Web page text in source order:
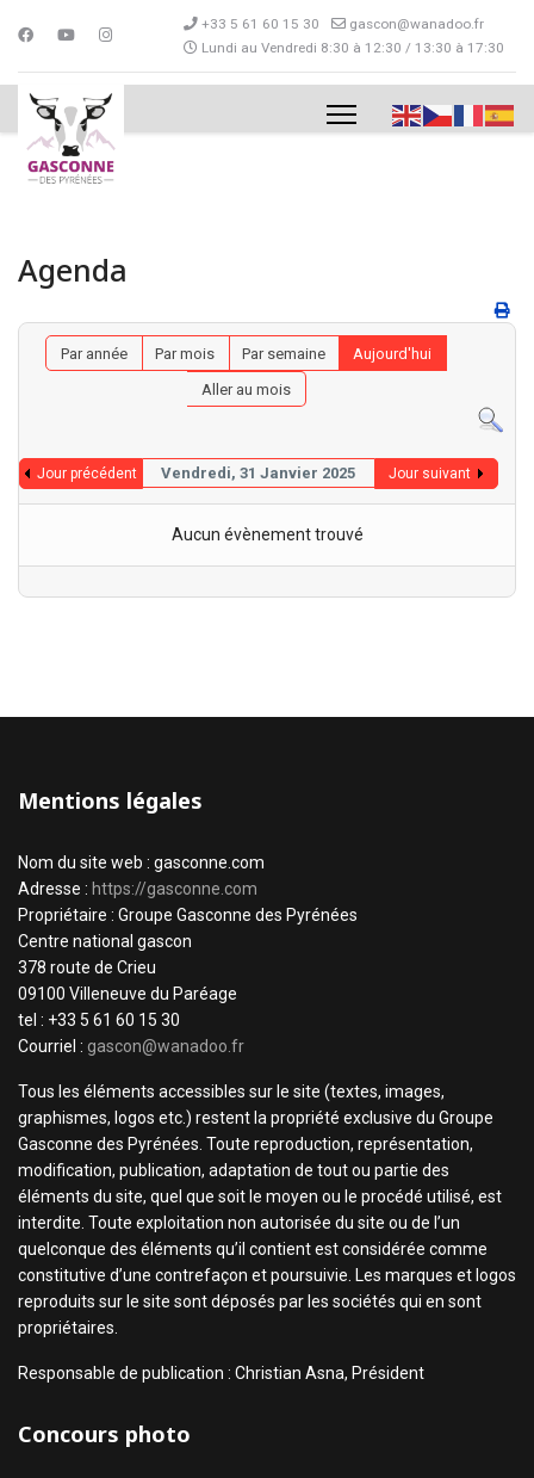
+33 5 61 60 15 30
gascon@wanadoo.fr
Lundi au Vendredi 8:30 à 12:30 / 13:30 à 17:30
Agenda
Par année Par mois Par semaine
Aujourd'hui
Aller au mois
Jour précédent Vendredi, 31 Janvier 2025 Jour suivant
Aucun évènement trouvé
Mentions légales
Nom du site web : gasconne.com
Adresse : https://gasconne.com
Propriétaire : Groupe Gasconne des Pyrénées
Centre national gascon
378 route de Crieu
09100 Villeneuve du Paréage
tel : +33 5 61 60 15 30
Courriel : gascon@wanadoo.fr
Tous les éléments accessibles sur le site (textes, images,
graphismes, logos etc.) restent la propriété exclusive du Groupe
Gasconne des Pyrénées. Toute reproduction, représentation,
modification, publication, adaptation de tout ou partie des
éléments du site, quel que soit le moyen ou le procédé utilisé, est
interdite. Toute exploitation non autorisée du site ou de l’un
quelconque des éléments qu’il contient est considérée comme
constitutive d’une contrefaçon et poursuivie. Les marques et logos
reproduits sur le site sont déposés par les sociétés qui en sont
propriétaires.
Responsable de publication : Christian Asna, Président
Concours photo